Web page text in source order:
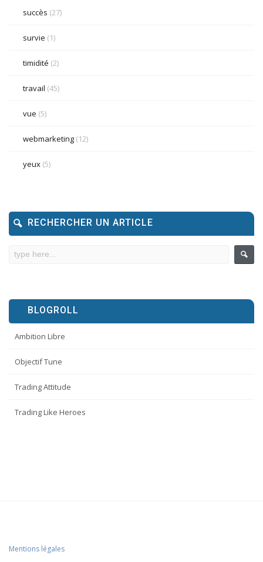
succès (27)
survie (1)
timidité (2)
travail (45)
vue (5)
webmarketing (12)
yeux (5)
RECHERCHER UN ARTICLE
BLOGROLL
Ambition Libre
Objectif Tune
Trading Attitude
Trading Like Heroes
Mentions légales